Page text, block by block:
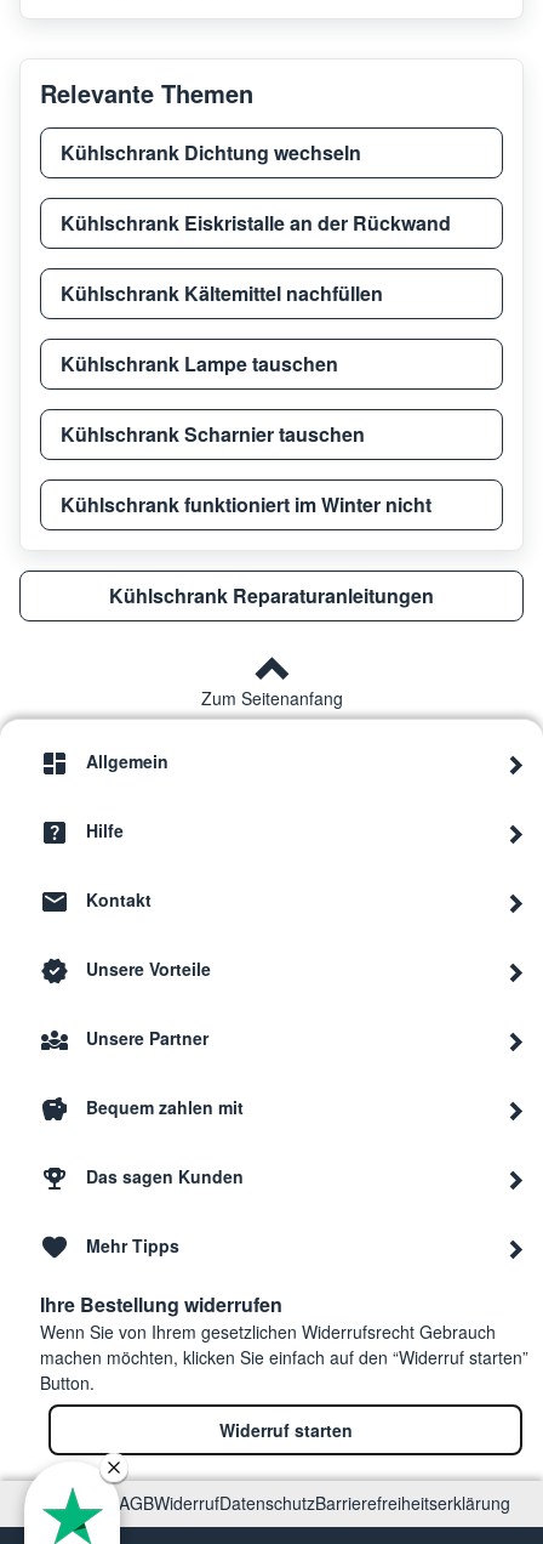
Gaggenau
Gaggenau
Gaggenau
Gaggenau
Gaggenau
Gaggenau
Gaggenau
Gaggenau
Gaggenau
Gaggenau
Gaggenau
Relevante Themen
Kühlschrank Dichtung wechseln
Kühlschrank Eiskristalle an der Rückwand
Kühlschrank Kältemittel nachfüllen
Kühlschrank Lampe tauschen
Kühlschrank Scharnier tauschen
Kühlschrank funktioniert im Winter nicht
Kühlschrank Reparaturanleitungen
Zum Seitenanfang
Allgemein
Hilfe
Kontakt
Unsere Vorteile
Unsere Partner
Bequem zahlen mit
Das sagen Kunden
Mehr Tipps
Ihre Bestellung widerrufen
Wenn Sie von Ihrem gesetzlichen Widerrufsrecht Gebrauch
machen möchten, klicken Sie einfach auf den “Widerruf starten”
Button.
Widerruf starten
ImpressumAGBWiderrufDatenschutzBarrierefreiheitserklärung